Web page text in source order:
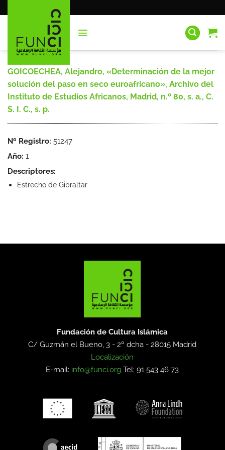
al
GOICOECHEA, Alejandro, «Determinación de la mejor
solución del paso en seco euroafricano», Archivo del
Instituto de Estudios Africanos, Madrid, n.º 80, s. a., C.
S. I. C., s. p.
Nº Registro: 51247
Año: 1
Descriptores:
Estrecho de Gibraltar
Fundación de Cultura Islámica
C/ Guzmán el Bueno, 3 - 2º dcha -28015 Madrid
Localización
E-mail: info@funci.org Tel: 91 543 46 73